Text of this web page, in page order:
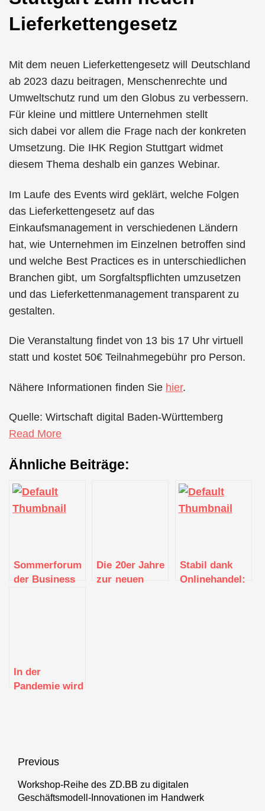
Lieferkettengesetz
Mit dem neuen Lieferkettengesetz will Deutschland
ab 2023 dazu beitragen, Menschenrechte und
Umweltschutz rund um den Globus zu verbessern.
Für kleine und mittlere Unternehmen stellt
sich dabei vor allem die Frage nach der konkreten
Umsetzung. Die IHK Region Stuttgart widmet
diesem Thema deshalb ein ganzes Webinar.
Im Laufe des Events wird geklärt, welche Folgen
das Lieferkettengesetz auf das
Einkaufsmanagement in verschiedenen Ländern
hat, wie Unternehmen im Einzelnen betroffen sind
und welche Best Practices es in unterschiedlichen
Branchen gibt, um Sorgfaltspflichten umzusetzen
und das Lieferkettenmanagement transparent zu
gestalten.
Die Veranstaltung findet von 13 bis 17 Uhr virtuell
statt und kostet 50€ Teilnahmegebühr pro Person.
Nähere Informationen finden Sie hier.
Quelle: Wirtschaft digital Baden-Württemberg
Read More
Ähnliche Beiträge:
Sommerforum
der Business
Die 20er Jahre
zur neuen
Stabil dank
Onlinehandel:
In der
Pandemie wird
Beitragsnavigation
Previous
Previous
post:
Workshop-Reihe des ZD.BB zu digitalen
Geschäftsmodell-Innovationen im Handwerk